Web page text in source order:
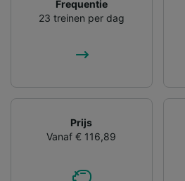
Frequentie
23 treinen per dag
Prijs
Vanaf € 116,89